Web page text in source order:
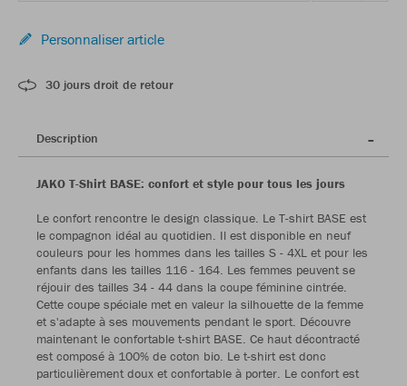
Personnaliser article
30 jours droit de retour
Description
JAKO T-Shirt BASE: confort et style pour tous les jours
Le confort rencontre le design classique. Le T-shirt BASE est
le compagnon idéal au quotidien. Il est disponible en neuf
couleurs pour les hommes dans les tailles S - 4XL et pour les
enfants dans les tailles 116 - 164. Les femmes peuvent se
réjouir des tailles 34 - 44 dans la coupe féminine cintrée.
Cette coupe spéciale met en valeur la silhouette de la femme
et s'adapte à ses mouvements pendant le sport. Découvre
maintenant le confortable t-shirt BASE. Ce haut décontracté
est composé à 100% de coton bio. Le t-shirt est donc
particulièrement doux et confortable à porter. Le confort est